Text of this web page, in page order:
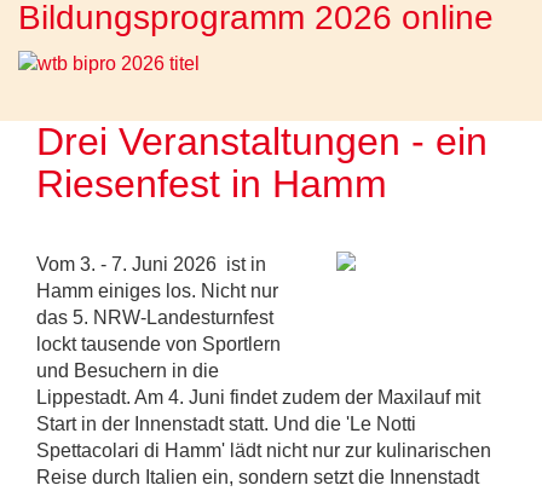
Bildungsprogramm 2026 online
Drei Veranstaltungen - ein
Riesenfest in Hamm
Vom 3. - 7. Juni 2026 ist in
Hamm einiges los. Nicht nur
das 5. NRW-Landesturnfest
lockt tausende von Sportlern
und Besuchern in die
Lippestadt. Am 4. Juni findet zudem der Maxilauf mit
Start in der Innenstadt statt. Und die 'Le Notti
Spettacolari di Hamm' lädt nicht nur zur kulinarischen
Reise durch Italien ein, sondern setzt die Innenstadt